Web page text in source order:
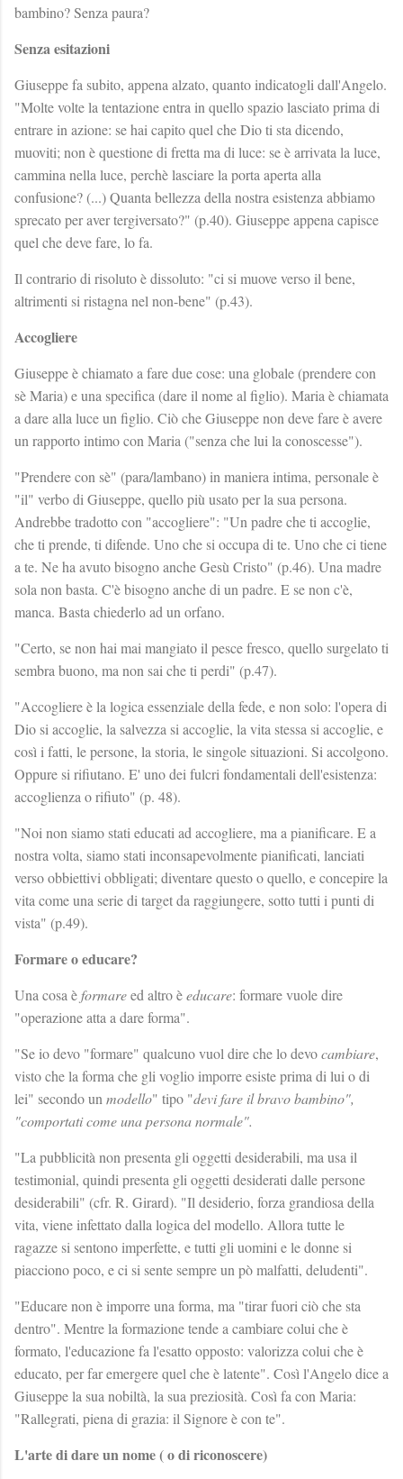
bambino? Senza paura?
Senza esitazioni
Giuseppe fa subito, appena alzato, quanto indicatogli dall'Angelo.
"Molte volte la tentazione entra in quello spazio lasciato prima di
entrare in azione: se hai capito quel che Dio ti sta dicendo,
muoviti; non è questione di fretta ma di luce: se è arrivata la luce,
cammina nella luce, perchè lasciare la porta aperta alla
confusione? (...) Quanta bellezza della nostra esistenza abbiamo
sprecato per aver tergiversato?" (p.40). Giuseppe appena capisce
quel che deve fare, lo fa.
Il contrario di risoluto è dissoluto: "ci si muove verso il bene,
altrimenti si ristagna nel non-bene" (p.43).
Accogliere
Giuseppe è chiamato a fare due cose: una globale (prendere con
sè Maria) e una specifica (dare il nome al figlio). Maria è chiamata
a dare alla luce un figlio. Ciò che Giuseppe non deve fare è avere
un rapporto intimo con Maria ("senza che lui la conoscesse").
"Prendere con sè" (para/lambano) in maniera intima, personale è
"il" verbo di Giuseppe, quello più usato per la sua persona.
Andrebbe tradotto con "accogliere": "Un padre che ti accoglie,
che ti prende, ti difende. Uno che si occupa di te. Uno che ci tiene
a te. Ne ha avuto bisogno anche Gesù Cristo" (p.46). Una madre
sola non basta. C'è bisogno anche di un padre. E se non c'è,
manca. Basta chiederlo ad un orfano.
"Certo, se non hai mai mangiato il pesce fresco, quello surgelato ti
sembra buono, ma non sai che ti perdi" (p.47).
"Accogliere è la logica essenziale della fede, e non solo: l'opera di
Dio si accoglie, la salvezza si accoglie, la vita stessa si accoglie, e
così i fatti, le persone, la storia, le singole situazioni. Si accolgono.
Oppure si rifiutano. E' uno dei fulcri fondamentali dell'esistenza:
accoglienza o rifiuto" (p. 48).
"Noi non siamo stati educati ad accogliere, ma a pianificare. E a
nostra volta, siamo stati inconsapevolmente pianificati, lanciati
verso obbiettivi obbligati; diventare questo o quello, e concepire la
vita come una serie di target da raggiungere, sotto tutti i punti di
vista" (p.49).
Formare o educare?
Una cosa èformareed altro èeducare: formare vuole dire
"operazione atta a dare forma".
"Se io devo "formare" qualcuno vuol dire che lo devocambiare,
visto che la forma che gli voglio imporre esiste prima di lui o di
lei" secondo un modello" tipo "devi fare il bravo bambino",
"comportati come una persona normale".
"La pubblicità non presenta gli oggetti desiderabili, ma usa il
testimonial, quindi presenta gli oggetti desiderati dalle persone
desiderabili" (cfr. R. Girard). "Il desiderio, forza grandiosa della
vita, viene infettato dalla logica del modello. Allora tutte le
ragazze si sentono imperfette, e tutti gli uomini e le donne si
piacciono poco, e ci si sente sempre un pò malfatti, deludenti".
"Educare non è imporre una forma, ma "tirar fuori ciò che sta
dentro". Mentre la formazione tende a cambiare colui che è
formato, l'educazione fa l'esatto opposto: valorizza colui che è
educato, per far emergere quel che è latente". Così l'Angelo dice a
Giuseppe la sua nobiltà, la sua preziosità. Così fa con Maria:
"Rallegrati, piena di grazia: il Signore è con te".
L'arte di dare un nome ( o di riconoscere)